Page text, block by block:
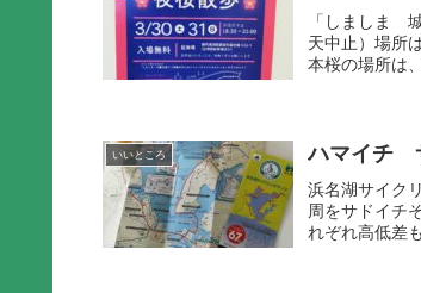
「しましま
天中止）場所
本桜の場所は
いいところ ハマイチ
浜名湖サイク
周をサドイチ
れぞれ高低差